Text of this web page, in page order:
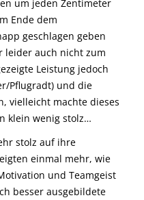
um jeden Zentimeter
Ende dem
geschlagen geben
leider auch nicht zum
Leistung jedoch
Pflugradt) und die
vielleicht machte dieses
klein wenig stolz…
stolz auf ihre
einmal mehr, wie
und Teamgeist
besser ausgebildete